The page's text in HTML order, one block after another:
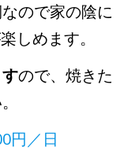
ので家の陰に
しめます。
ので、焼きた
円／日